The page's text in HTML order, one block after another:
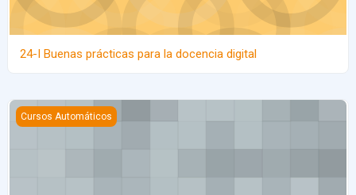
24-I Buenas prácticas para la docencia digital
24-I Gamificación en la Evaluación
Cursos Automáticos